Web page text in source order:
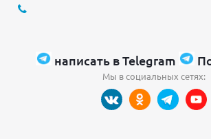
написать в Telegram
Мы в социальных сетях: